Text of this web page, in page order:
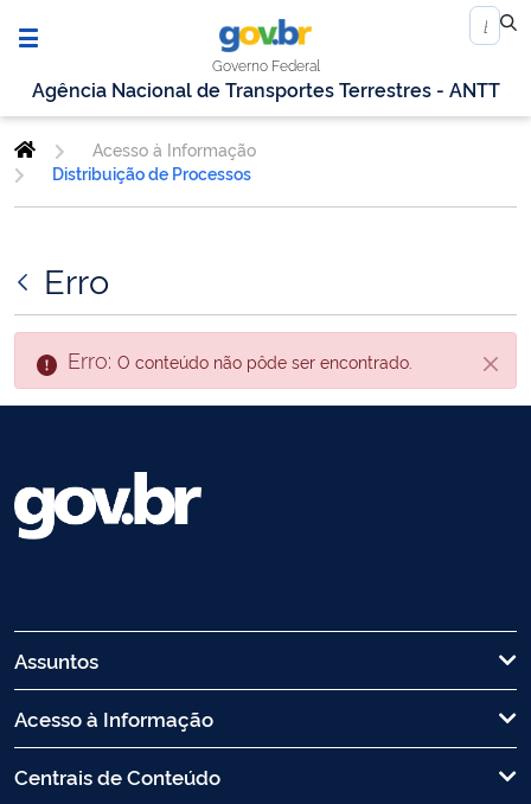
Governo Federal
Agência Nacional de Transportes Terrestres - ANTT
Acesso à Informação
Distribuição de Processos
Erro
Erro: O conteúdo não pôde ser encontrado.
Assuntos
Acesso à Informação
Centrais de Conteúdo